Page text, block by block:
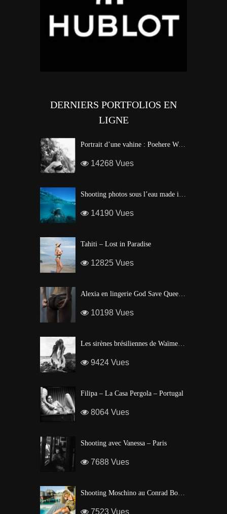
DERNIERS PORTFOLIOS EN
LIGNE
Portrait d’une vahine : Poehere Wilson, Miss Tahiti 2010
14268 Vues
Shooting photos sous l’eau made in Tahiti
14190 Vues
Tahiti – Lost in Paradise
12825 Vues
Alexia en lingerie God Save Queen | Brigade Mondaine – Paris
10198 Vues
Les sirènes brésiliennes de Waïmea Bay – Hawaï
9424 Vues
Filipa – La Casa Pergola – Portugal
8064 Vues
Shooting avec Vanessa – Paris
7688 Vues
Shooting Moschino au Conrad Bora Bora
7523 Vues